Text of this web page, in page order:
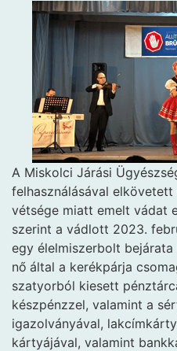
A Miskolci Járási
felhasználásával
vétsége miatt emelt vádat
szerint a vádlott 2023.
egy élelmiszerbolt
nő által a kerékpárja
szatyorból kiesett
készpénzzel, valamint a
igazolványával,
kártyájával, valamint